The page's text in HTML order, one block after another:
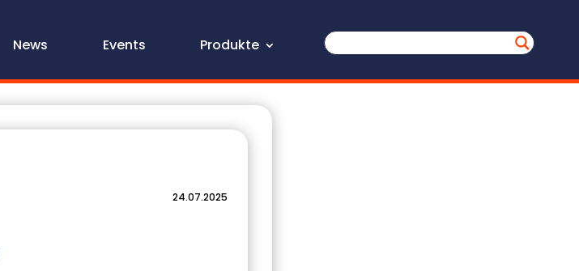
News Events Produkte
24.07.2025